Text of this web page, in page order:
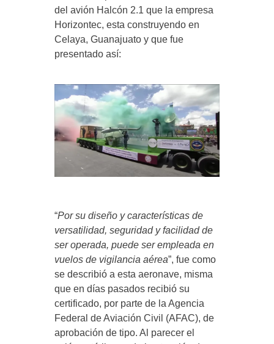
del avión Halcón 2.1 que la empresa
Horizontec, esta construyendo en
Celaya, Guanajuato y que fue
presentado así:
“Por su diseño y características de
versatilidad, seguridad y facilidad de
ser operada, puede ser empleada en
vuelos de vigilancia aérea”, fue como
se describió a esta aeronave, misma
que en días pasados recibió su
certificado, por parte de la Agencia
Federal de Aviación Civil (AFAC), de
aprobación de tipo. Al parecer el